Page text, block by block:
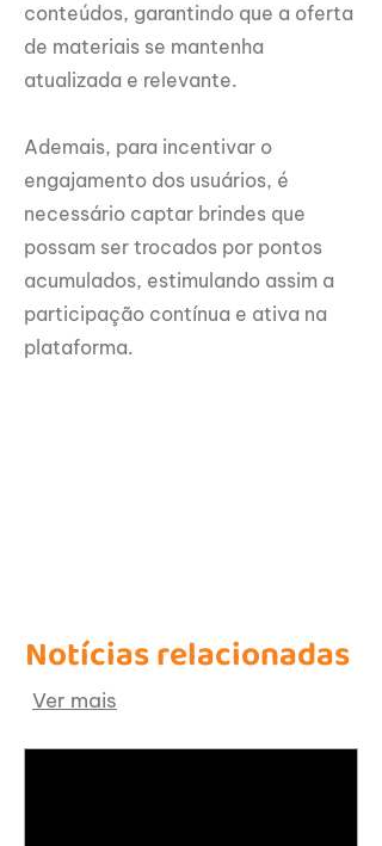
conteúdos, garantindo que a oferta
de materiais se mantenha
atualizada e relevante.
Ademais, para incentivar o
engajamento dos usuários, é
necessário captar brindes que
possam ser trocados por pontos
acumulados, estimulando assim a
participação contínua e ativa na
plataforma.
Notícias relacionadas
Ver mais